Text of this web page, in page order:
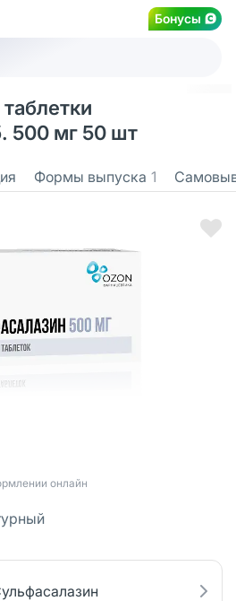
Бонусы
500 мг 50 шт
Формы выпуска 1
онлайн